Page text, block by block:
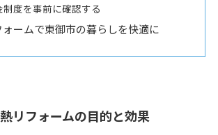
制度を事前に確認する
ームで東御市の暮らしを快適に
リフォームの目的と効果